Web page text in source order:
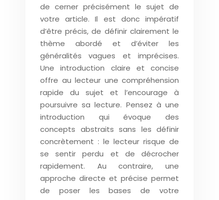
de cerner précisément le sujet de
votre article. Il est donc impératif
d’être précis, de définir clairement le
thème abordé et d’éviter les
généralités vagues et imprécises.
Une introduction claire et concise
offre au lecteur une compréhension
rapide du sujet et l’encourage à
poursuivre sa lecture. Pensez à une
introduction qui évoque des
concepts abstraits sans les définir
concrètement : le lecteur risque de
se sentir perdu et de décrocher
rapidement. Au contraire, une
approche directe et précise permet
de poser les bases de votre